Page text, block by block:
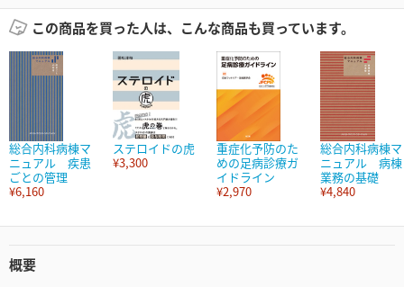
この商品を買った人は、こんな商品も買っています。
総合内科病棟マ
ニュアル 疾患
ごとの管理
¥6,160
ステロイドの虎
¥3,300
重症化予防のた
めの足病診療ガ
イドライン
¥2,970
総合内科病棟マ
ニュアル 病棟
業務の基礎
¥4,840
概要